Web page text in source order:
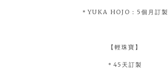
＊YUKA HOJO：5個月訂製
【輕珠寶】
＊45天訂製